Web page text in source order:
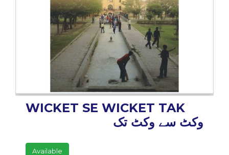
UPCOMINGS
REQUEST
HOW
WICKET SE WICKET TAK
وکٹ سے وکٹ تک
Available